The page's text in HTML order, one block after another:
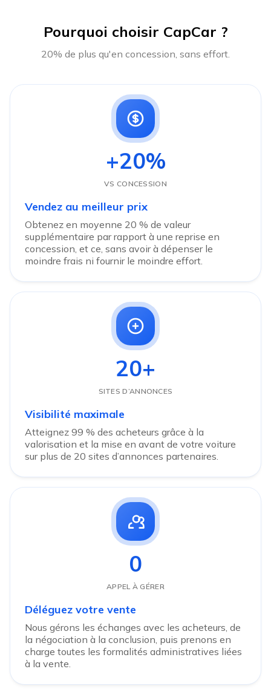
Pourquoi choisir CapCar ?
20% de plus qu'en concession, sans effort.
+20%
VS CONCESSION
Vendez au meilleur prix
Obtenez en moyenne 20 % de valeur
supplémentaire par rapport à une reprise en
concession, et ce, sans avoir à dépenser le
moindre frais ni fournir le moindre effort.
20+
SITES D’ANNONCES
Visibilité maximale
Atteignez 99 % des acheteurs grâce à la
valorisation et la mise en avant de votre voiture
sur plus de 20 sites d’annonces partenaires.
0
APPEL À GÉRER
Déléguez votre vente
Nous gérons les échanges avec les acheteurs, de
la négociation à la conclusion, puis prenons en
charge toutes les formalités administratives liées
à la vente.